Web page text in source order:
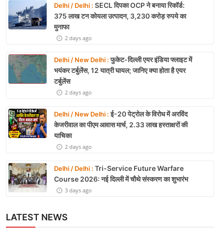
Delhi / Delhi : SECL दिपका OCP ने बनाया रिकॉर्ड:
375 लाख टन कोयला उत्पादन, 3,230 करोड़ रुपये का
मुनाफा
2 days ago
Delhi / New Delhi :फुकेट-दिल्ली एयर इंडिया फ्लाइट में
भयंकर टर्बुलेंस, 12 यात्री घायल; जानिए क्या होता है एयर
टर्बुलेंस
2 days ago
Delhi / New Delhi :ई-20 पेट्रोल के विरोध में अरविंद
केजरीवाल का पीएम आवास मार्च, 2.33 लाख हस्ताक्षरों की
याचिका
2 days ago
Delhi / Delhi : Tri-Service Future Warfare
Course 2026: नई दिल्ली में चौथे संस्करण का शुभारंभ
3 days ago
LATEST NEWS